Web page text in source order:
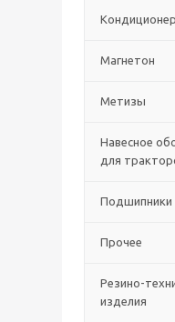
Магнетон
Метизы
Навесное
для
Подшипники
Прочее
Резино-
изделия